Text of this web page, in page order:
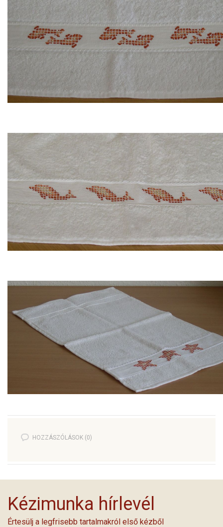
HOZZÁSZÓLÁSOK (0)
Kézimunka hírlevél
Értesülj a legfrisebb tartalmakról első kézből